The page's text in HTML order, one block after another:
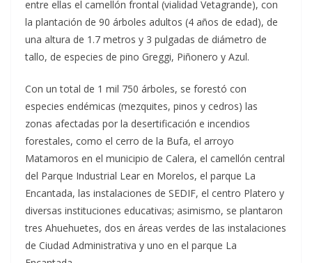
entre ellas el camellón frontal (vialidad Vetagrande), con
la plantación de 90 árboles adultos (4 años de edad), de
una altura de 1.7 metros y 3 pulgadas de diámetro de
tallo, de especies de pino Greggi, Piñonero y Azul.
Con un total de 1 mil 750 árboles, se forestó con
especies endémicas (mezquites, pinos y cedros) las
zonas afectadas por la desertificación e incendios
forestales, como el cerro de la Bufa, el arroyo
Matamoros en el municipio de Calera, el camellón central
del Parque Industrial Lear en Morelos, el parque La
Encantada, las instalaciones de SEDIF, el centro Platero y
diversas instituciones educativas; asimismo, se plantaron
tres Ahuehuetes, dos en áreas verdes de las instalaciones
de Ciudad Administrativa y uno en el parque La